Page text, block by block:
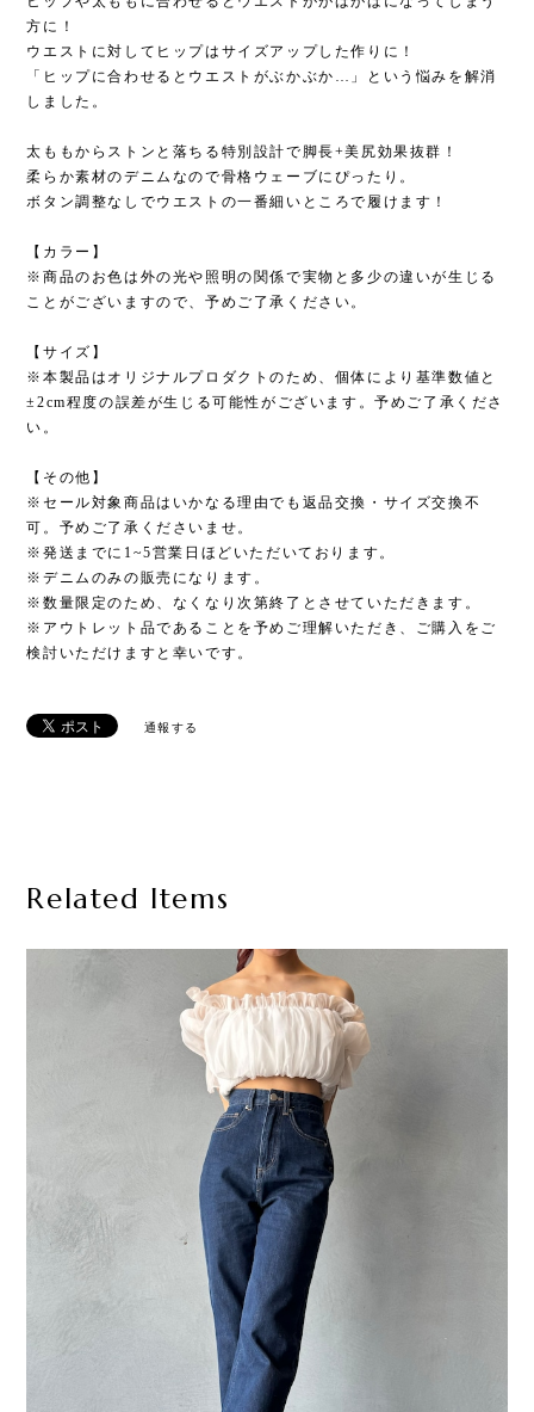
方に！
ウエストに対してヒップはサイズアップした作りに！
「ヒップに合わせるとウエストがぶかぶか…」という悩みを解消
しました。
太ももからストンと落ちる特別設計で脚長+美尻効果抜群！
柔らか素材のデニムなので骨格ウェーブにぴったり。
ボタン調整なしでウエストの一番細いところで履けます！
【カラー】
※商品のお色は外の光や照明の関係で実物と多少の違いが生じる
ことがございますので、予めご了承ください。
【サイズ】
※本製品はオリジナルプロダクトのため、個体により基準数値と
±2cm程度の誤差が生じる可能性がございます。予めご了承くださ
い。
【その他】
※セール対象商品はいかなる理由でも返品交換・サイズ交換不
可。予めご了承くださいませ。
※発送までに1~5営業日ほどいただいております。
※デニムのみの販売になります。
※数量限定のため、なくなり次第終了とさせていただきます。
※アウトレット品であることを予めご理解いただき、ご購入をご
検討いただけますと幸いです。
通報する
Related Items